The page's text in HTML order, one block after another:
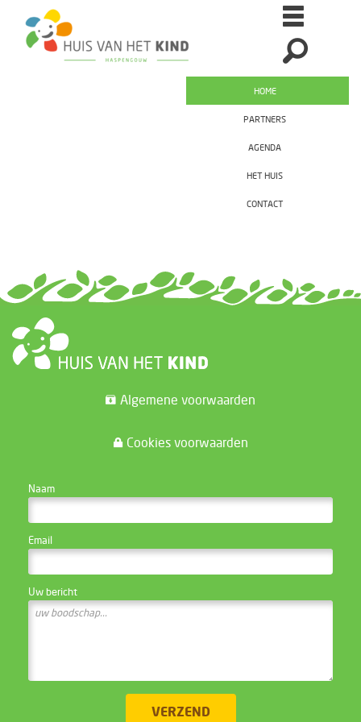
HOME
PARTNERS
AGENDA
HET HUIS
CONTACT
Algemene voorwaarden
Cookies voorwaarden
Naam
Email
Uw bericht
VERZEND